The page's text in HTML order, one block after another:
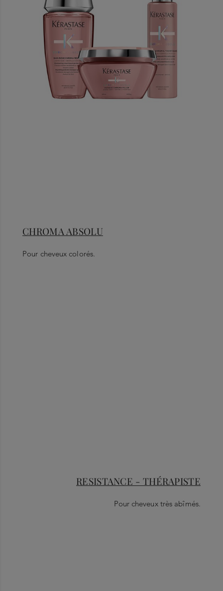
CHROMA ABSOLU
Pour cheveux colorés.
RESISTANCE - THÉRAPISTE
Pour cheveux très abîmés.